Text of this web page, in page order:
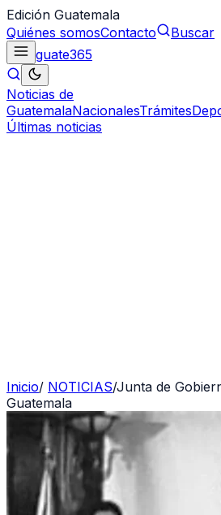
Edición Guatemala
Quiénes somosContacto
Buscar
guate365
Noticias de
GuatemalaNacionalesTrámites
Últimas noticias
Inicio/ NOTICIAS/Junta de
Guatemala